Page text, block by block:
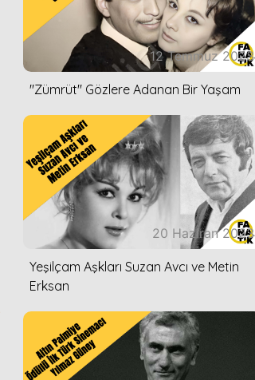
12 Temmuz 2023
''Zümrüt'' Gözlere Adanan Bir Yaşam
20 Haziran 2023
Yeşilçam Aşkları Suzan Avcı ve Metin
Erksan